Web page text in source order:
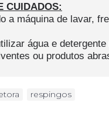
CUIDADOS:
a máquina de lavar,
água e detergente
ou produtos
respingos